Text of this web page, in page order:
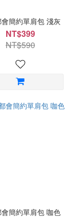
城市都會簡約單肩包 淺灰
NT$399
NT$590
城市都會簡約單肩包 咖色